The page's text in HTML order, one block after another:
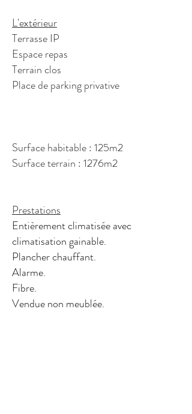
L'extérieur
Terrasse IP
Espace repas
Terrain clos
Place de parking privative
Surface habitable : 125m2
Surface terrain : 1276m2
Prestations
Entièrement climatisée avec
climatisation gainable.
Plancher chauffant.
Alarme.
Fibre.
Vendue non meublée.